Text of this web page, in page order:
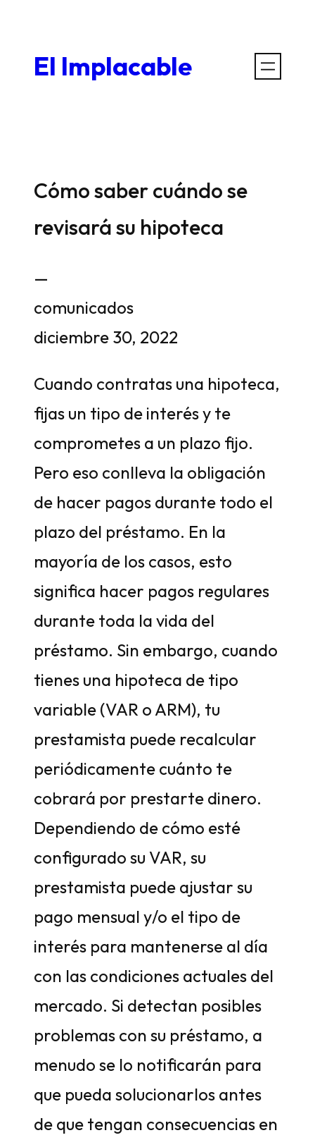
contenido
El Implacable
Cómo saber cuándo se
revisará su hipoteca
—
comunicados
diciembre 30, 2022
Cuando contratas una hipoteca,
fijas un tipo de interés y te
comprometes a un plazo fijo.
Pero eso conlleva la obligación
de hacer pagos durante todo el
plazo del préstamo. En la
mayoría de los casos, esto
significa hacer pagos regulares
durante toda la vida del
préstamo. Sin embargo, cuando
tienes una hipoteca de tipo
variable (VAR o ARM), tu
prestamista puede recalcular
periódicamente cuánto te
cobrará por prestarte dinero.
Dependiendo de cómo esté
configurado su VAR, su
prestamista puede ajustar su
pago mensual y/o el tipo de
interés para mantenerse al día
con las condiciones actuales del
mercado. Si detectan posibles
problemas con su préstamo, a
menudo se lo notificarán para
que pueda solucionarlos antes
de que tengan consecuencias en